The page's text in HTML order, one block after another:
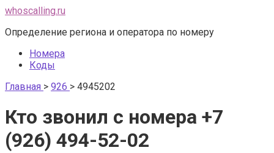
Перейти
контенту
whoscalling.ru
Определение региона и оператора по номеру
Номера
Коды
Главная > 926 > 4945202
Кто звонил с номера +7
(926) 494-52-02